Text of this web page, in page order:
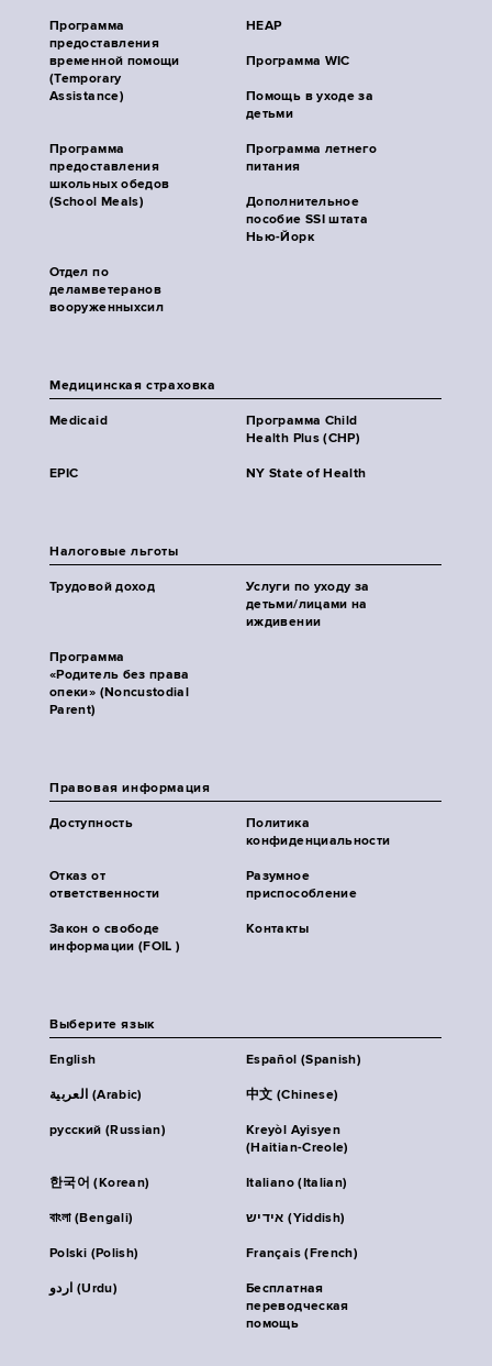
Программа
предоставления
временной помощи
(Temporary
Assistance)
HEAP
Программа WIC
Помощь в уходе за
детьми
Программа
предоставления
школьных обедов
(School Meals)
Программа летнего
питания
Дополнительное
пособие SSI штата
Нью-Йорк
Отдел по
деламветеранов
вооруженныхсил
Медицинская страховка
Medicaid
Программа Child
Health Plus (CHP)
EPIC NY State of Health
Налоговые льготы
Трудовой доход
Услуги по уходу за
детьми/лицами на
иждивении
Программа
«Родитель без права
опеки» (Noncustodial
Parent)
Правовая информация
Доступность
Политика
конфиденциальности
Отказ от
ответственности
Разумное
приспособление
Закон о свободе
информации (FOIL )
Контакты
Выберите язык
English Español (Spanish)
العربية (Arabic) 中文 (Chinese)
русский (Russian)
Kreyòl Ayisyen
(Haitian-Creole)
한국어 (Korean) Italiano (Italian)
বাংলা (Bengali) אידיש (Yiddish)
Polski (Polish) Français (French)
اردو (Urdu)
Бесплатная
переводческая
помощь